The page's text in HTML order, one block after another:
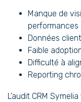
Manque de
performances
Données
Faible
Difficulté à
Reporting
L’audit CRM